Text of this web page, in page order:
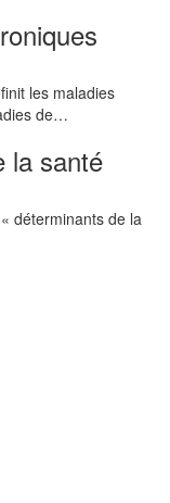
les maladies
de…
la santé
déterminants de la